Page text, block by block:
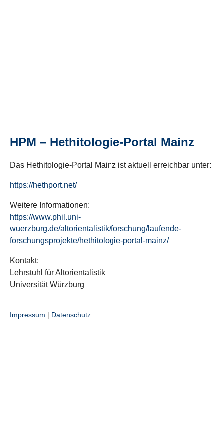
HPM – Hethitologie-Portal Mainz
Das Hethitologie-Portal Mainz ist aktuell erreichbar unter:
https://hethport.net/
Weitere Informationen:
https://www.phil.uni-
wuerzburg.de/altorientalistik/forschung/laufende-
forschungsprojekte/hethitologie-portal-mainz/
Kontakt:
Lehrstuhl für Altorientalistik
Universität Würzburg
Impressum | Datenschutz